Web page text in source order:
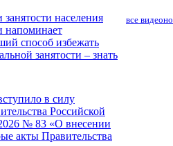
населения
напоминает
способ избежать
занятости – знать
в силу
Российской
№ 83 «О внесении
акты Правительства
все